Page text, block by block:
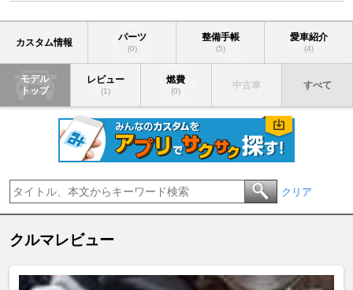
カスタム情報 パーツ
(0)
整備手帳
(5)
愛車紹介
(4)
モデル
トップ
レビュー
(1)
燃費
(0)
中古車 すべて
クリア
クルマレビュー